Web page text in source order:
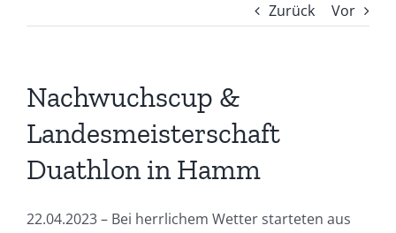
Zurück Vor
Nachwuchscup &
Landesmeisterschaft
Duathlon in Hamm
22.04.2023 – Bei herrlichem Wetter starteten aus